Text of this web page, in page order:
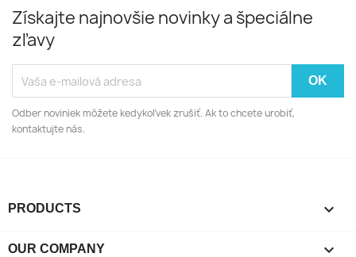
Získajte najnovšie novinky a špeciálne
zľavy
Odber noviniek môžete kedykoľvek zrušiť. Ak to chcete urobiť,
kontaktujte nás.
PRODUCTS 
OUR COMPANY 